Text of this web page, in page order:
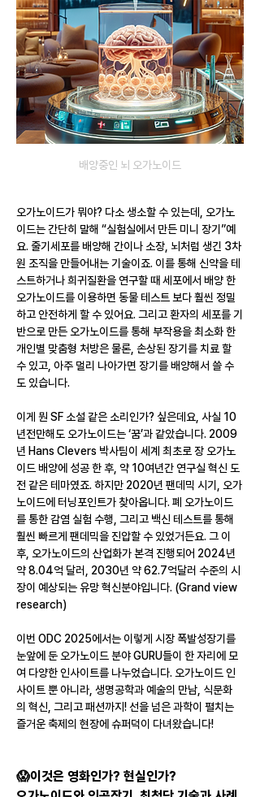
배양중인 뇌 오가노이드
오가노이드가 뭐야? 다소 생소할 수 있는데, 오가노
이드는 간단히 말해 “실험실에서 만든 미니 장기”예
요. 줄기세포를 배양해 간이나 소장, 뇌처럼 생긴 3차
원 조직을 만들어내는 기술이죠. 이를 통해 신약을 테
스트하거나 희귀질환을 연구할 때 세포에서 배양 한
오가노이드를 이용하면 동물 테스트 보다 훨씬 정밀
하고 안전하게 할 수 있어요. 그리고 환자의 세포를 기
반으로 만든 오가노이드를 통해 부작용을 최소화 한
개인별 맞춤형 처방은 물론, 손상된 장기를 치료 할
수 있고, 아주 멀리 나아가면 장기를 배양해서 쓸 수
도 있습니다.
이게 뭔 SF 소설 같은 소리인가? 싶은데요, 사실 10
년전만해도 오가노이드는 ‘꿈’과 같았습니다. 2009
년 Hans Clevers 박사팀이 세계 최초로 장 오가노
이드 배양에 성공 한 후, 약 10여년간 연구실 혁신 도
전 같은 테마였죠. 하지만 2020년 팬데믹 시기, 오가
노이드에 터닝포인트가 찾아옵니다. 폐 오가노이드
를 통한 감염 실험 수행, 그리고 백신 테스트를 통해
훨씬 빠르게 팬데믹을 진압할 수 있었거든요. 그 이
후, 오가노이드의 산업화가 본격 진행되어 2024년
약 8.04억 달러, 2030년 약 62.7억달러 수준의 시
장이 예상되는 유망 혁신분야입니다. (Grand view
research)
이번 ODC 2025에서는 이렇게 시장 폭발성장기를
눈앞에 둔 오가노이드 분야 GURU들이 한 자리에 모
여 다양한 인사이트를 나누었습니다. 오가노이드 인
사이트 뿐 아니라, 생명공학과 예술의 만남, 식문화
의 혁신, 그리고 패션까지! 선을 넘은 과학이 펼치는
즐거운 축제의 현장에 슈퍼덕이 다녀왔습니다!
😱이것은 영화인가? 현실인가?